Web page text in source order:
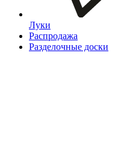
Луки
Распродажа
Разделочные доски